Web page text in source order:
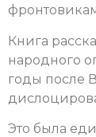
Книга
народного
годы после
Это была